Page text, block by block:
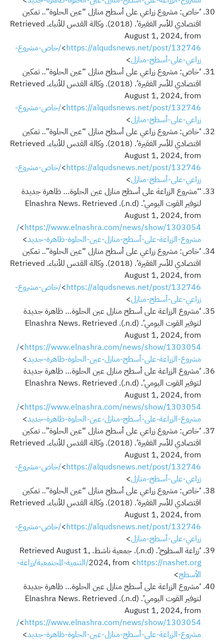
‘خاص: مشروع زراعي على أسطح منازل “عين الحلوة”.. تمكين
اقتصادي للأسر الفقيرة’. (2018). وكالة القدس للأنباء. Retrieved
August 1, 2024, from
<https://alqudsnews.net/post/132746/خاص-مشروع-
زراعي-على-أسطح-منازل>
‘خاص: مشروع زراعي على أسطح منازل “عين الحلوة”.. تمكين
اقتصادي للأسر الفقيرة’. (2018). وكالة القدس للأنباء. Retrieved
August 1, 2024, from
<https://alqudsnews.net/post/132746/خاص-مشروع-
زراعي-على-أسطح-منازل>
‘خاص: مشروع زراعي على أسطح منازل “عين الحلوة”.. تمكين
اقتصادي للأسر الفقيرة’. (2018). وكالة القدس للأنباء. Retrieved
August 1, 2024, from
<https://alqudsnews.net/post/132746/خاص-مشروع-
زراعي-على-أسطح-منازل>
‘‘مشروع الزراعة على أسطح منازل عين الحلوة… ظاهرة جديدة
لتوفير القوت اليومي’. (n.d.). Elnashra News. Retrieved
August 1, 2024, from
<
https://www.elnashra.com/news/show/1303054/
مشروع-الزراعة-على-أسطح-منازل-عين-الحلوة-ظاهرة-جديد>
‘خاص: مشروع زراعي على أسطح منازل “عين الحلوة”.. تمكين
اقتصادي للأسر الفقيرة’. (2018). وكالة القدس للأنباء. Retrieved
August 1, 2024, from
<https://alqudsnews.net/post/132746/خاص-مشروع-
زراعي-على-أسطح-منازل>
‘مشروع الزراعة على أسطح منازل عين الحلوة… ظاهرة جديدة
لتوفير القوت اليومي’. (n.d.). Elnashra News. Retrieved
August 1, 2024, from
<
https://www.elnashra.com/news/show/1303054/
مشروع-الزراعة-على-أسطح-منازل-عين-الحلوة-ظاهرة-جديد>
‘مشروع الزراعة على أسطح منازل عين الحلوة… ظاهرة جديدة
لتوفير القوت اليومي’. (n.d.). Elnashra News. Retrieved
August 1, 2024, from
<
https://www.elnashra.com/news/show/1303054/
مشروع-الزراعة-على-أسطح-منازل-عين-الحلوة-ظاهرة-جديد>
‘خاص: مشروع زراعي على أسطح منازل “عين الحلوة”.. تمكين
اقتصادي للأسر الفقيرة’. (2018). وكالة القدس للأنباء. Retrieved
August 1, 2024, from
<https://alqudsnews.net/post/132746/خاص-مشروع-
زراعي-على-أسطح-منازل>
‘خاص: مشروع زراعي على أسطح منازل “عين الحلوة”.. تمكين
اقتصادي للأسر الفقيرة’. (2018). وكالة القدس للأنباء. Retrieved
August 1, 2024, from
<https://alqudsnews.net/post/132746/خاص-مشروع-
زراعي-على-أسطح-منازل>
‘زراعة السطوح’. (n.d.). جمعية ناشط. Retrieved August 1,
2024, from <https://nashet.org/التنمية-المجتمعية/زراعة-
الأسطح>
‘مشروع الزراعة على أسطح منازل عين الحلوة… ظاهرة جديدة
لتوفير القوت اليومي’. (n.d.). Elnashra News. Retrieved
August 1, 2024, from
<
https://www.elnashra.com/news/show/1303054/
مشروع-الزراعة-على-أسطح-منازل-عين-الحلوة-ظاهرة-جديد>